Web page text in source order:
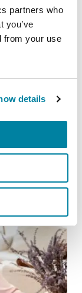
partners who
you’ve
from your use
details